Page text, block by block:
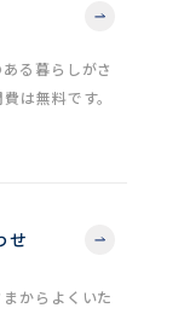
る暮らしがさ
は無料です。
せ
からよくいた